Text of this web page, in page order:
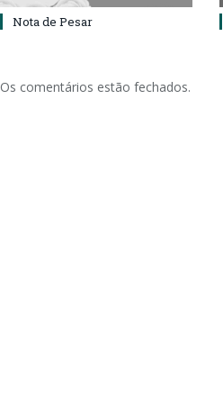
Nota de Pesar
Os comentários estão fechados.